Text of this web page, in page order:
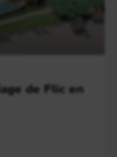
de Flic en